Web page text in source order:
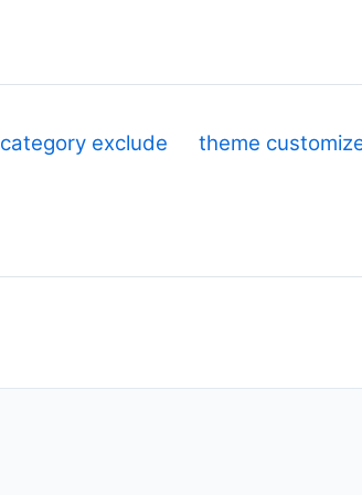
category exclude theme